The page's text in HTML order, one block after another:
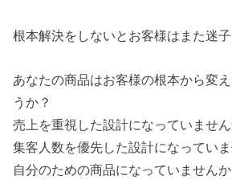
根本解決をしないとお客様はまた迷
あなたの商品はお客様の根本から変
うか？
売上を重視した設計になっていません
集客人数を優先した設計になってい
自分のための商品になっていませんか